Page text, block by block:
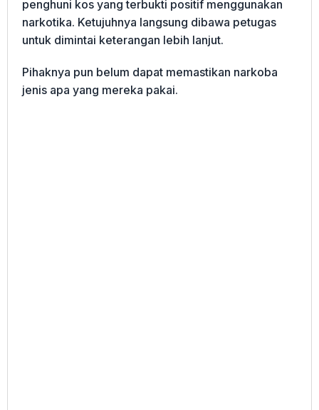
penghuni kos yang terbukti positif menggunakan
narkotika. Ketujuhnya langsung dibawa petugas
untuk dimintai keterangan lebih lanjut.
Pihaknya pun belum dapat memastikan narkoba
jenis apa yang mereka pakai.